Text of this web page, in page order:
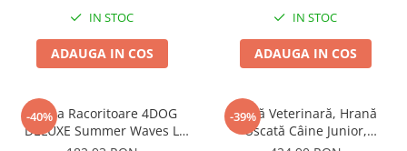
Rozătoare
Hrană Rozătoare
Meniuri Rozătoare
Delicii Rozătoare
IN STOC
ADAUGA IN COS
IN STOC
ADAUGA IN COS
-40%
Saltea Racoritoare 4DOG
DELUXE Summer Waves L
-39%
Dietă Veterinară, Hrană
Uscată Câine Junior,